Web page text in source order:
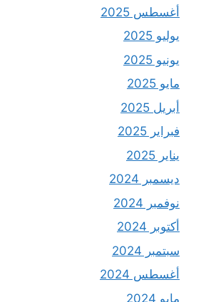
أغسطس 2025
يوليو 2025
يونيو 2025
مايو 2025
أبريل 2025
فبراير 2025
يناير 2025
ديسمبر 2024
نوفمبر 2024
أكتوبر 2024
سبتمبر 2024
أغسطس 2024
مايو 2024